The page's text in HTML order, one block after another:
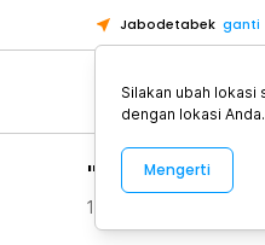
Jabodetabek ganti
"taffsport
1027
Silakan ubah lokasi
dengan lokasi Anda.
Mengerti